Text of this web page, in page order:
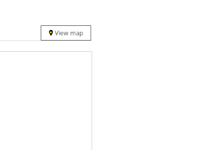
ТЕРДЖОЛА
САМТРЕДИА
САЧХЕРЕ